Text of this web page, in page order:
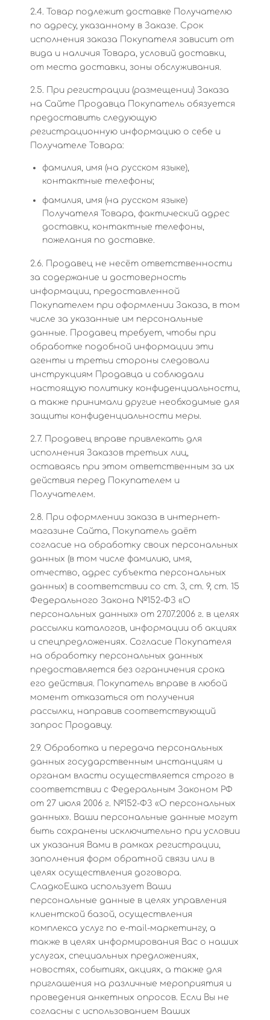
2.4. Товар подлежит доставке Получателю
по адресу, указанному в Заказе. Срок
исполнения заказа Покупателя зависит от
вида и наличия Товара, условий доставки,
от места доставки, зоны обслуживания.
2.5. При регистрации (размещении) Заказа
на Сайте Продавца Покупатель обязуется
предоставить следующую
регистрационную информацию о себе и
Получателе Товара:
фамилия, имя (на русском языке),
контактные телефоны;
фамилия, имя (на русском языке)
Получателя Товара, фактический адрес
доставки, контактные телефоны,
пожелания по доставке.
2.6. Продавец не несёт ответственности
за содержание и достоверность
информации, предоставленной
Покупателем при оформлении Заказа, в том
числе за указанные им персональные
данные. Продавец требует, чтобы при
обработке подобной информации эти
агенты и третьи стороны следовали
инструкциям Продавца и соблюдали
настоящую политику конфиденциальности,
а также принимали другие необходимые для
защиты конфиденциальности меры.
2.7. Продавец вправе привлекать для
исполнения Заказов третьих лиц,
оставаясь при этом ответственным за их
действия перед Покупателем и
Получателем.
2.8. При оформлении заказа в интернет-
магазине Сайта, Покупатель даёт
согласие на обработку своих персональных
данных (в том числе фамилию, имя,
отчество, адрес субъекта персональных
данных) в соответствии со ст. 3, ст. 9, ст. 15
Федерального Закона №152-ФЗ «О
персональных данных» от 27.07.2006 г. в целях
рассылки каталогов, информации об акциях
и спецпредложениях. Согласие Покупателя
на обработку персональных данных
предоставляется без ограничения срока
его действия. Покупатель вправе в любой
момент отказаться от получения
рассылки, направив соответствующий
запрос Продавцу.
2.9. Обработка и передача персональных
данных государственным инстанциям и
органам власти осуществляется строго в
соответствии с Федеральным Законом РФ
от 27 июля 2006 г. №152-ФЗ «О персональных
данных». Ваши персональные данные могут
быть сохранены исключительно при условии
их указания Вами в рамках регистрации,
заполнения форм обратной связи или в
целях осуществления договора.
СладкоЕшка использует Ваши
персональные данные в целях управления
клиентской базой, осуществления
комплекса услуг по e-mail-маркетингу, а
также в целях информирования Вас о наших
услугах, специальных предложениях,
новостях, событиях, акциях, а также для
приглашения на различные мероприятия и
проведения анкетных опросов. Если Вы не
согласны с использованием Ваших